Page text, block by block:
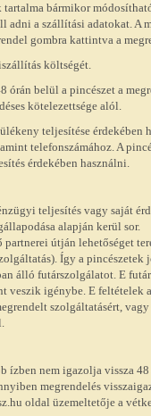
bármikor
a szállítási adatokat. A
gombra kattintva a
költségét.
belül a pincészet a
kötelezettsége alól.
teljesítése érdekében
telefonszámához. A
érdekében használni.
teljesítés vagy saját
alapján kerül sor.
útján lehetőséget
Így a
álló futárszolgálatot. E
veszik igénybe. E feltételek
szolgáltatásért, vagy
ízben nem igazolja vissza
megrendelés
oldal üzemeltetője a